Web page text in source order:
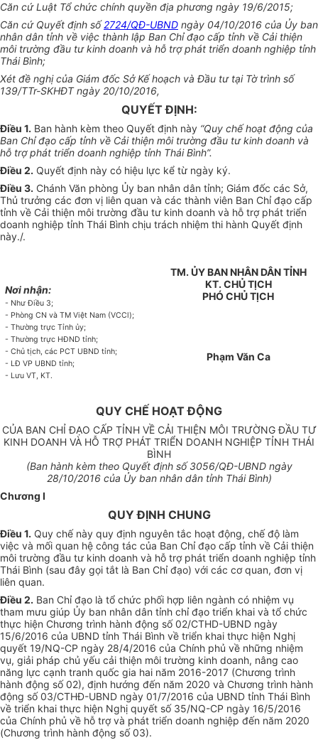
Căn cứ Luật Tổ chức chính quyền địa phương ngày 19/6/2015;
Căn cứ Quyết định số2724/QĐ-UBND ngày 04/10/2016 của Ủy ban
nhân dân tỉnh về việc thành lập Ban Chỉ đạo cấp tỉnh về Cải thiện
môi trường đầu tư kinh doanh và hỗ trợ phát triển doanh nghiệp tỉnh
Thái Bình;
Xét đề nghị của Giám đốc Sở Kế hoạch và Đầu tư tại Tờ trình số
139/TTr-SKHĐT ngày 20/10/2016,
QUYẾT ĐỊNH:
Điều 1. Ban hành kèm theo Quyết định này “Quy chế hoạt động của
Ban Chỉ đạo cấp tỉnh về Cải thiện môi trường đầu tư kinh doanh và
hỗ trợ phát triển doanh nghiệp tỉnh Thái Bình”.
Điều 2. Quyết định này có hiệu lực kể từ ngày ký.
Điều 3. Chánh Văn phòng Ủy ban nhân dân tỉnh; Giám đốc các Sở,
Thủ trưởng các đơn vị liên quan và các thành viên Ban Chỉ đạo cấp
tỉnh về Cải thiện môi trường đầu tư kinh doanh và hỗ trợ phát triển
doanh nghiệp tỉnh Thái Bình chịu trách nhiệm thi hành Quyết định
này./.
Nơi nhận:
- Như Điều 3;
- Phòng CN và TM Việt Nam (VCCl);
- Thường trực Tỉnhủy;
- Thường trực HĐND tỉnh;
- Chủ tịch, các PCT UBND tỉnh;
- LĐ VP UBND tỉnh;
- LưuVT, KT.
TM. ỦY BAN NHÂN DÂN TỈNH
KT. CHỦ TỊCH
PHÓ CHỦ TỊCH
Phạm Văn Ca
QUY CHẾ HOẠT ĐỘNG
CỦA BAN CHỈ ĐẠO CẤP TỈNH VỀ CẢI THIỆN MÔI TRƯỜNG ĐẦU TƯ
KINH DOANH VÀ HỖ TRỢ PHÁT TRIỂN DOANH NGHIỆP TỈNH THÁI
BÌNH
(Ban hành kèm theo Quyết định số3056/QĐ-UBND ngày
28/10/2016 của Ủy ban nhân dân tỉnh Thái Bình)
Chương I
QUY ĐỊNH CHUNG
Điều 1. Quy chế này quy định nguyên tắc hoạt động, chế độ làm
việc và mối quan hệ công tác của Ban Chỉ đạo cấp tỉnh về Cải thiện
môi trường đầu tư kinh doanh và hỗ trợ phát triển doanh nghiệp tỉnh
Thái Bình (sau đây gọi tắt là Ban Chỉ đạo) với các cơ quan, đơn vị
liên quan.
Điều 2. Ban Chỉ đạo là tổ chức phối hợp liên ngành có nhiệm vụ
tham mưu giúp Ủy ban nhân dân tỉnh chỉ đạo triển khai và tổ chức
thực hiện Chương trình hành động số 02/CTHD-UBND ngày
15/6/2016 của UBND tỉnh Thái Bình về triển khai thực hiện Nghị
quyết 19/NQ-CP ngày 28/4/2016 của Chính phủ về những nhiệm
vụ, giải pháp chủ yếu cải thiện môi trường kinh doanh, nâng cao
năng lực cạnh tranh quốc gia hai năm 2016-2017 (Chương trình
hành động số02), định hướng đến năm 2020 và Chương trình hành
động số03/CTHĐ-UBND ngày 01/7/2016 của UBND tỉnh Thái Bình
về triển khai thực hiện Nghị quyết số 35/NQ-CP ngày 16/5/2016
của Chính phủ về hỗ trợ và phát triển doanh nghiệp đến năm 2020
(Chương trình hành động số 03).